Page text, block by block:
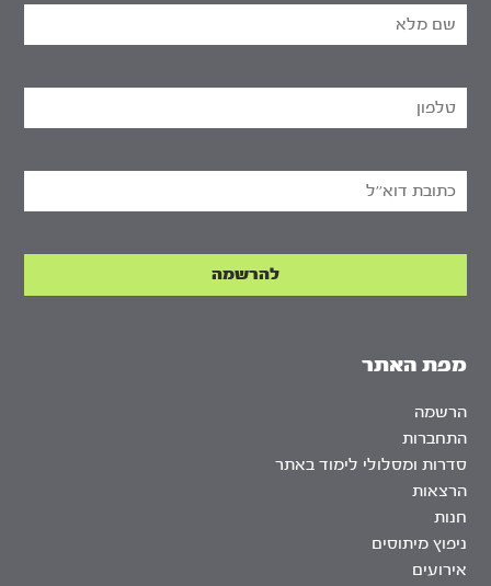
מפת האתר
הרשמה
התחברות
סדרות ומסלולי לימוד באתר
הרצאות
חנות
ניפוץ מיתוסים
אירועים